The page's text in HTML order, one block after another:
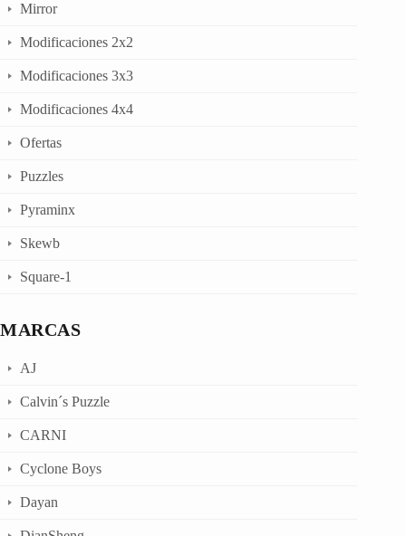
Mirror
Modificaciones 2x2
Modificaciones 3x3
Modificaciones 4x4
Ofertas
Puzzles
Pyraminx
Skewb
Square-1
MARCAS
AJ
Calvin´s Puzzle
CARNI
Cyclone Boys
Dayan